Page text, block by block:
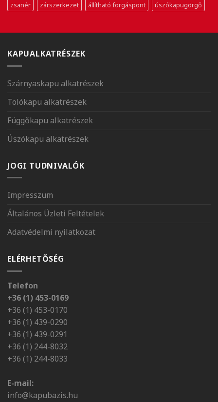
zsanér
zárszerkezet állítható forgáspont úszókapugörgő
KAPUALKATRÉSZEK
Szárnyaskapu alkatrészek
Tolókapu alkatrészek
Függőkapu alkatrészek
Úszókapu alkatrészek
JOGI TUDNIVALÓK
Impresszum
Általános Üzleti Feltételek
Adatvédelmi nyilatkozat
ELÉRHETŐSÉG
Telefon
+36 (1) 453-0169
+36 (1) 453-0170
+36 (1) 439-0290
+36 (1) 439-0291
+36 (1) 244-8032
+36 (1) 244-8033
E-mail:
info@kapubazis.hu